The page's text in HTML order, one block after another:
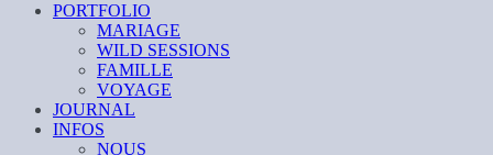
PORTFOLIO
MARIAGE
WILD SESSIONS
FAMILLE
VOYAGE
JOURNAL
INFOS
NOUS